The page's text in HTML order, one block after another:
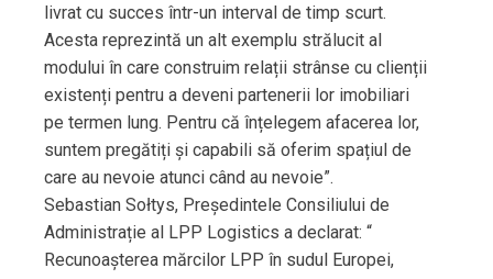
livrat cu succes într-un interval de timp scurt.
Acesta reprezintă un alt exemplu strălucit al
modului în care construim relații strânse cu clienții
existenți pentru a deveni partenerii lor imobiliari
pe termen lung. Pentru că înțelegem afacerea lor,
suntem pregătiți și capabili să oferim spațiul de
care au nevoie atunci când au nevoie”.
Sebastian Sołtys, Președintele Consiliului de
Administrație al LPP Logistics a declarat: “
Recunoașterea mărcilor LPP în sudul Europei,